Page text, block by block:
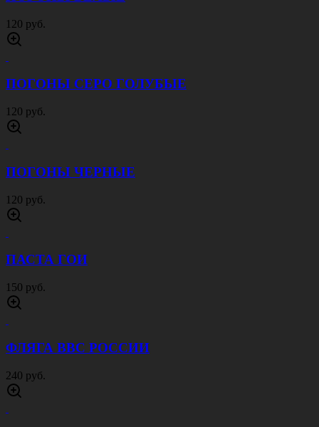
120 руб.
ПОГОНЫ СЕРО ГОЛУБЫЕ
120 руб.
ПОГОНЫ ЧЕРНЫЕ
120 руб.
ПАСТА ГОИ
150 руб.
ФЛЯГА ВВС РОССИИ
240 руб.